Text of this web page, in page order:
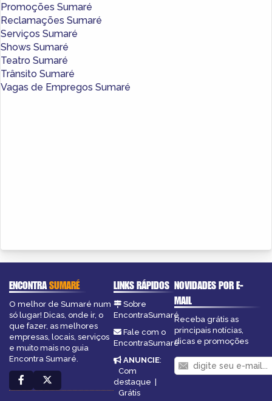
Promoções Sumaré
Reclamações Sumaré
Serviços Sumaré
Shows Sumaré
Teatro Sumaré
Trânsito Sumaré
Vagas de Empregos Sumaré
ENCONTRASUMARÉ
O melhor de Sumaré num
só lugar! Dicas, onde ir, o
que fazer, as melhores
empresas, locais, serviços
e muito mais no guia
Encontra Sumaré.
LINKS RÁPIDOS
Sobre
EncontraSumaré
Fale com o
EncontraSumaré
ANUNCIE:
Com
destaque
Grátis
NOVIDADES POR E-
MAIL
Receba grátis as
principais notícias,
dicas e promoções